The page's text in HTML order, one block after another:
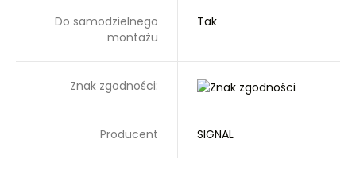
Do samodzielnego
montażu
Tak
Znak zgodności:
Producent SIGNAL